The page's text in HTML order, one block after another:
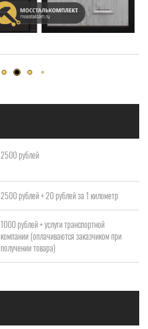
2500 рублей
2500 рублей + 20 рублей за 1 километр
1000 рублей + услуги транспортной
компании (оплачиваются заказчиком при
получении товара)